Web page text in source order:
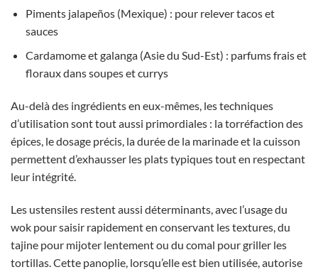
Piments jalapeños (Mexique) : pour relever tacos et
sauces
Cardamome et galanga (Asie du Sud-Est) : parfums frais et
floraux dans soupes et currys
Au-delà des ingrédients en eux-mêmes, les techniques
d’utilisation sont tout aussi primordiales : la torréfaction des
épices, le dosage précis, la durée de la marinade et la cuisson
permettent d’exhausser les plats typiques tout en respectant
leur intégrité.
Les ustensiles restent aussi déterminants, avec l’usage du
wok pour saisir rapidement en conservant les textures, du
tajine pour mijoter lentement ou du comal pour griller les
tortillas. Cette panoplie, lorsqu’elle est bien utilisée, autorise